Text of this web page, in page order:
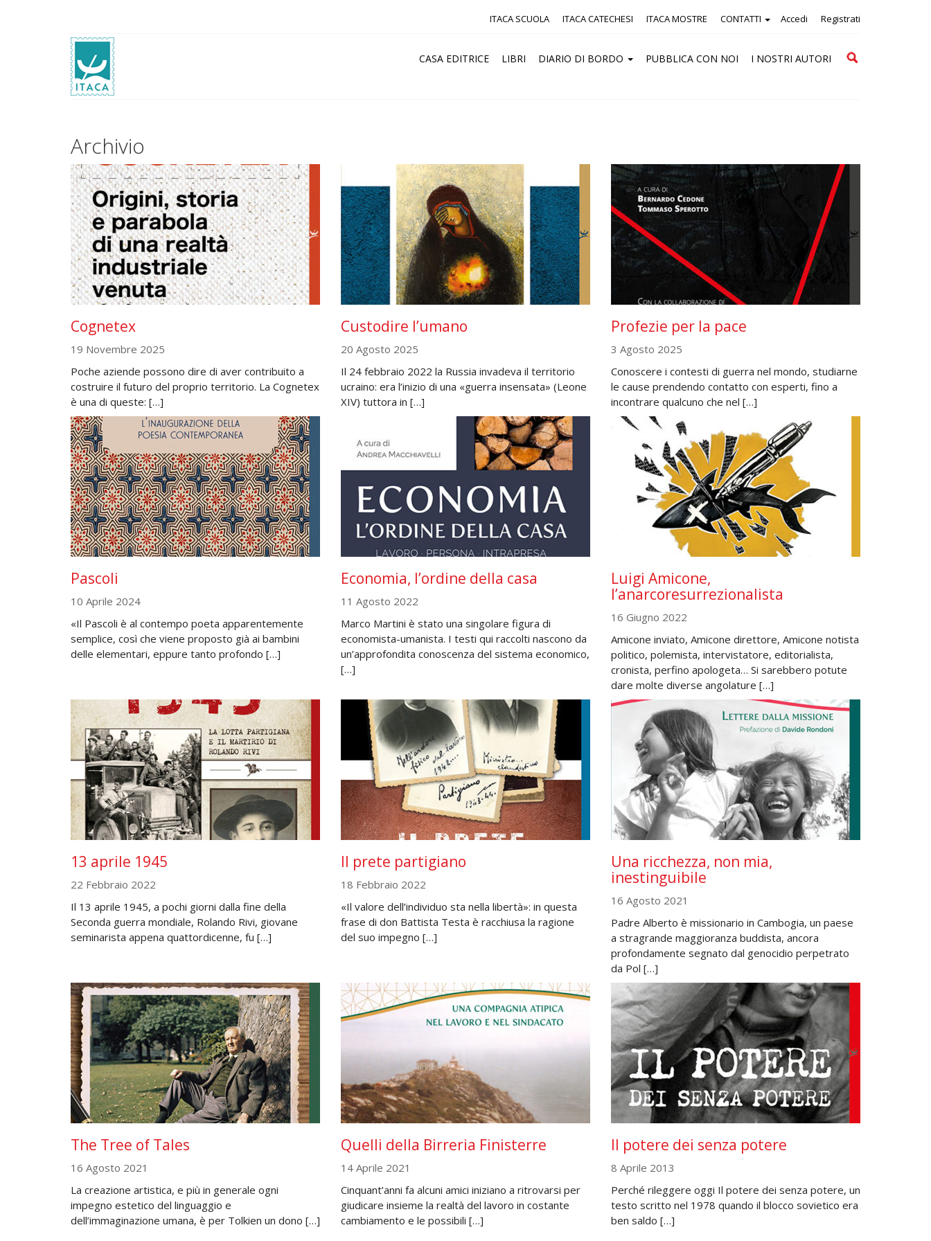
Accedi Registrati
ITACA SCUOLA ITACA CATECHESI ITACA MOSTRE CONTATTI
CASA EDITRICE LIBRI DIARIO DI BORDO PUBBLICA CON NOI I NOSTRI AUTORI
Cerca
Archivio
Cognetex
19 Novembre 2025
Poche aziende possono dire di aver contribuito a
costruire il futuro del proprio territorio. La Cognetex
è una di queste: […]
Custodire l’umano
20 Agosto 2025
Il 24 febbraio 2022 la Russia invadeva il territorio
ucraino: era l’inizio di una «guerra insensata» (Leone
XIV) tuttora in […]
Profezie per la pace
3 Agosto 2025
Conoscere i contesti di guerra nel mondo, studiarne
le cause prendendo contatto con esperti, fino a
incontrare qualcuno che nel […]
Pascoli
10 Aprile 2024
«Il Pascoli è al contempo poeta apparentemente
semplice, così che viene proposto già ai bambini
delle elementari, eppure tanto profondo […]
Economia, l’ordine della casa
11 Agosto 2022
Marco Martini è stato una singolare figura di
economista-umanista. I testi qui raccolti nascono da
un’approfondita conoscenza del sistema economico,
[…]
Luigi Amicone,
l’anarcoresurrezionalista
16 Giugno 2022
Amicone inviato, Amicone direttore, Amicone notista
politico, polemista, intervistatore, editorialista,
cronista, perfino apologeta… Si sarebbero potute
dare molte diverse angolature […]
13 aprile 1945
22 Febbraio 2022
Il 13 aprile 1945, a pochi giorni dalla fine della
Seconda guerra mondiale, Rolando Rivi, giovane
seminarista appena quattordicenne, fu […]
Il prete partigiano
18 Febbraio 2022
«Il valore dell’individuo sta nella libertà»: in questa
frase di don Battista Testa è racchiusa la ragione
del suo impegno […]
Una ricchezza, non mia,
inestinguibile
16 Agosto 2021
Padre Alberto è missionario in Cambogia, un paese
a stragrande maggioranza buddista, ancora
profondamente segnato dal genocidio perpetrato
da Pol […]
The Tree of Tales
16 Agosto 2021
La creazione artistica, e più in generale ogni
impegno estetico del linguaggio e
dell’immaginazione umana, è per Tolkien un dono […]
Quelli della Birreria Finisterre
14 Aprile 2021
Cinquant’anni fa alcuni amici iniziano a ritrovarsi per
giudicare insieme la realtà del lavoro in costante
cambiamento e le possibili […]
Il potere dei senza potere
8 Aprile 2013
Perché rileggere oggi Il potere dei senza potere, un
testo scritto nel 1978 quando il blocco sovietico era
ben saldo […]